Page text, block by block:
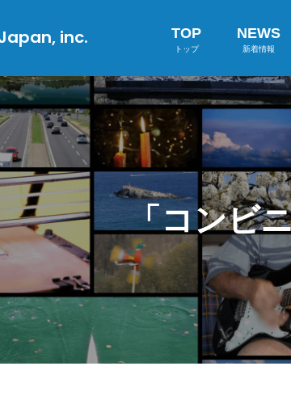
inc. TOP
トップ
NEWS
新着情報
「コンビ